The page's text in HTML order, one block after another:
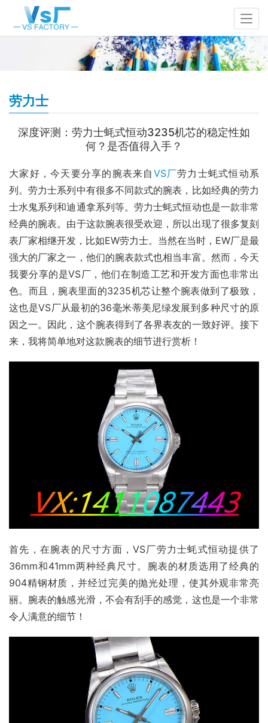
劳力士
深度评测：劳力士蚝式恒动3235机芯的稳定性如
何？是否值得入手？
大家好，今天要分享的腕表来自 VS厂劳力士蚝式恒动系
列。劳力士系列中有很多不同款式的腕表，比如经典的劳力
士水鬼系列和迪通拿系列等。劳力士蚝式恒动也是一款非常
经典的腕表。由于这款腕表很受欢迎，所以出现了很多复刻
表厂家相继开发，比如EW劳力士。当然在当时，EW厂是最
强大的厂家之一，他们的腕表款式也相当丰富。然而，今天
我要分享的是VS厂，他们在制造工艺和开发方面也非常出
色。而且，腕表里面的3235机芯让整个腕表做到了极致，
这也是VS厂从最初的36毫米蒂美尼绿发展到多种尺寸的原
因之一。因此，这个腕表得到了各界表友的一致好评。接下
来，我将简单地对这款腕表的细节进行赏析！
首先，在腕表的尺寸方面，VS厂劳力士蚝式恒动提供了
36mm和41mm两种经典尺寸。腕表的材质选用了经典的
904精钢材质，并经过完美的抛光处理，使其外观非常亮
丽。腕表的触感光滑，不会有刮手的感觉，这也是一个非常
令人满意的细节！